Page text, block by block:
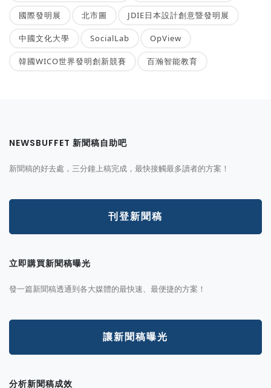
國際發明展 北市圖 JDIE日本設計創意暨發明展
中國文化大學 SocialLab OpView
韓國WICO世界發明創新競賽 百瀚智能教育
NEWSBUFFET 新聞稿自助吧
新聞稿的好去處，三分鐘上稿完成，最快接觸最多讀者的方案！
刊登新聞稿
立即購買新聞稿曝光
發一篇新聞稿透通到各大媒體的最快速、最便捷的方案！
讓新聞稿曝光
分析新聞稿成效